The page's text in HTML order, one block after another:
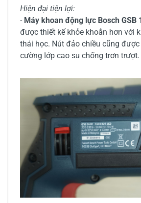
Hiện đại tiện lợi:
- Máy khoan động lực Bosch GSB
được thiết kế khỏe khoắn hơn với
thái học. Nút đảo chiều cũng
cường lớp cao su chống trơn trượt.